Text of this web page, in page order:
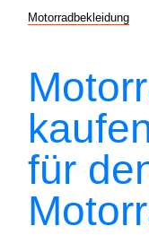
Motorradbekleidung
für